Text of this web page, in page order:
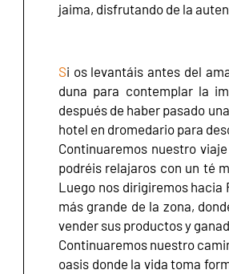
jaima, disfrutando de la
Si os levantáis antes del
duna para contemplar la
después de haber pasado
hotel en dromedario para
Continuaremos nuestro
podréis relajaros con un té
Luego nos dirigiremos hacia
más grande de la zona,
vender sus productos y
Continuaremos nuestro
oasis donde la vida toma